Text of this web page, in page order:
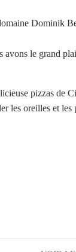
Dominik
avons le grand
pizzas de
les oreilles et